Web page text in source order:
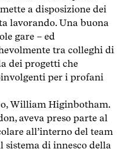
a disposizione dei
lavorando. Una buona
gare – ed
tra colleghi di
dei progetti che
per i profani
William Higinbotham.
aveva preso parte al
all’interno del team
sistema di innesco della